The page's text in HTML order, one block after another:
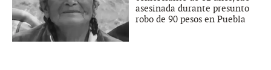
asesinada durante presunto
robo de 90 pesos en Puebla